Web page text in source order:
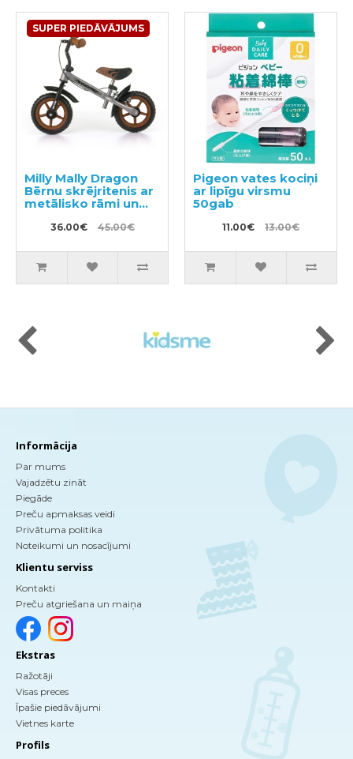
SUPER PIEDĀVĀJUMS
Milly Mally Dragon
Bērnu skrējritenis ar
metālisko rāmi un
36.00€ 45.00€
Pigeon vates kociņi
ar lipīgu virsmu
50gab
11.00€ 13.00€
Informācija
Par mums
Vajadzētu zināt
Piegāde
Preču apmaksas veidi
Privātuma politika
Noteikumi un nosacījumi
Klientu serviss
Kontakti
Preču atgriešana un maiņa
Ekstras
Ražotāji
Visas preces
Īpašie piedāvājumi
Vietnes karte
Profils